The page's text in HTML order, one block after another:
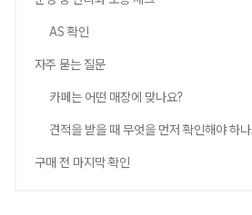
AS 확인
자주 묻는 질문
카페는 어떤 매장에 맞나요?
견적을 받을 때 무엇을 먼저 확인해야 하
구매 전 마지막 확인